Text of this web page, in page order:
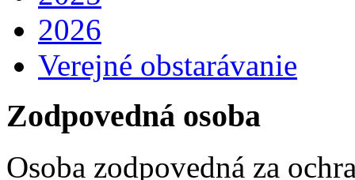
2026
Verejné obstarávanie
Zodpovedná osoba
Osoba zodpovedná za